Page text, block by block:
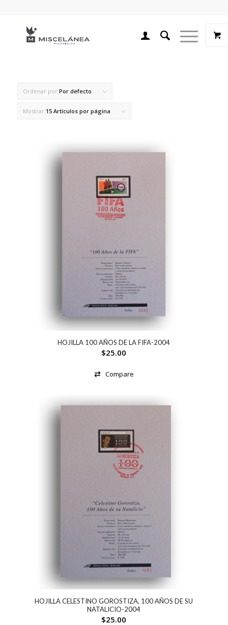
Ordenar por Por defecto
Mostrar 15 Artículos por página
HOJILLA 100 AÑOS DE LA FIFA-2004
$25.00
Compare
HOJILLA CELESTINO GOROSTIZA, 100 AÑOS DE SU
NATALICIO-2004
$25.00